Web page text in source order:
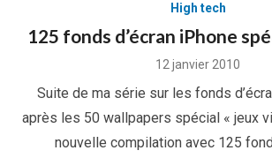
High tech
125 fonds d’écran iPhone
Posted
12 janvier 2010
Suite de ma série sur les fonds
après les 50 wallpapers spécial « jeux
nouvelle compilation avec 125